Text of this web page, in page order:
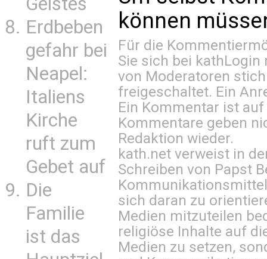
Erdbeben
gefahr bei
Neapel:
Italiens
Kirche
ruft zum
Gebet auf
Die
Familie
ist das
können
Für die
Sie sich bei kathLogin
von Moderatoren
freigeschaltet. Ein
Ein Kommentar ist
Kommentare geben
Redaktion wieder.
kath.net verweist in
Schreiben von Papst
sich daran zu
Medien mitzuteilen
religiöse Inhalte auf
Medien zu setzen,